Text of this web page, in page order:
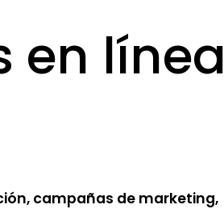
en línea
campañas de marketing,